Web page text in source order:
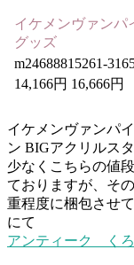
イケメンヴァンパ
グッズ
m24688815261-
14,166円 16,666円
イケメンヴァンパ
ン BIGアクリルス
少なくこちらの値
ておりますが、そ
重程度に梱包させ
にて
アンティーク く